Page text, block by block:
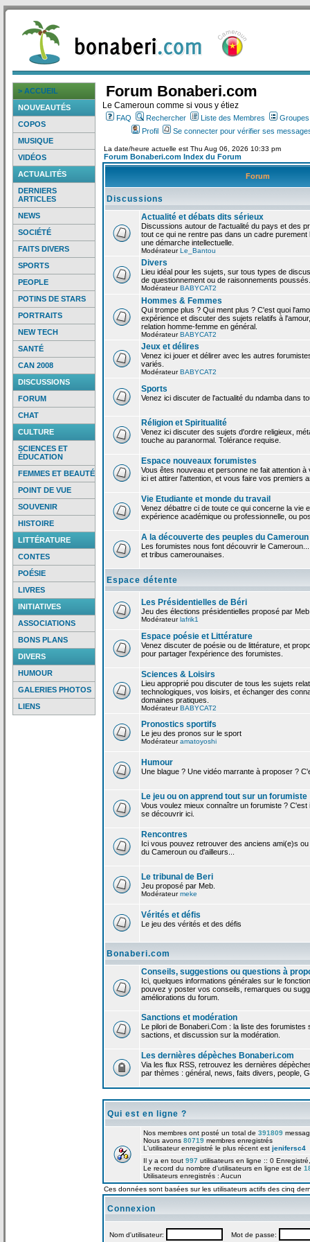
> ACCUEIL
NOUVEAUTÉS
COPOS
MUSIQUE
VIDÉOS
ACTUALITÉS
DERNIERS
ARTICLES
NEWS
SOCIÉTÉ
FAITS DIVERS
SPORTS
PEOPLE
POTINS DE STARS
PORTRAITS
NEW TECH
SANTÉ
CAN 2008
DISCUSSIONS
FORUM
CHAT
CULTURE
SCIENCES ET
ÉDUCATION
FEMMES ET BEAUTÉ
POINT DE VUE
SOUVENIR
HISTOIRE
LITTÉRATURE
CONTES
POÉSIE
LIVRES
INITIATIVES
ASSOCIATIONS
BONS PLANS
DIVERS
HUMOUR
GALERIES PHOTOS
LIENS
Forum Bonaberi.com
Le Cameroun comme si vous y étiez
FAQ Rechercher Liste des Membres
Profil
Se connecter pour vérifier ses
La date/heure actuelle est Thu Aug 06, 2026 10:33 pm
Forum Bonaberi.com Index du Forum
Forum
Discussions
Actualité et débats dits sérieux
Discussions autour de l'actualité du pays et des
tout ce qui ne rentre pas dans un cadre
une démarche intellectuelle.
ModérateurLe_Bantou
Divers
Lieu idéal pour les sujets, sur tous types de
de questionnement ou de raisonnements
ModérateurBABYCAT2
Hommes & Femmes
Qui trompe plus ? Qui ment plus ? C'est quoi
expérience et discuter des sujets relatifs à
relation homme-femme en général.
ModérateurBABYCAT2
Jeux et délires
Venez ici jouer et délirer avec les autres
variés.
ModérateurBABYCAT2
Sports
Venez ici discuter de l'actualité du ndamba dans
Réligion et Spiritualité
Venez ici discuter des sujets d'ordre religieux,
touche au paranormal. Tolérance requise.
Espace nouveaux forumistes
Vous êtes nouveau et personne ne fait attention
ici et attirer l'attention, et vous faire vos premiers
Vie Etudiante et monde du travail
Venez débattre ci de toute ce qui concerne la vie
expérience académique ou professionnelle, ou
A la découverte des peuples du Cameroun
Les forumistes nous font découvrir le
et tribus camerounaises.
Espace détente
Les Présidentielles de Béri
Jeu des élections présidentielles proposé par Meb
Modérateurlafrik1
Espace poésie et Littérature
Venez discuter de poésie ou de littérature, et
pour partager l'expérience des forumistes.
Sciences & Loisirs
Lieu approprié pou discuter de tous les sujets
technologiques, vos loisirs, et échanger des
domaines pratiques.
ModérateurBABYCAT2
Pronostics sportifs
Le jeu des pronos sur le sport
Modérateuramatoyoshi
Humour
Une blague ? Une vidéo marrante à proposer ?
Le jeu ou on apprend tout sur un forumiste
Vous voulez mieux connaître un forumiste ? C'est
se découvrir ici.
Rencontres
Ici vous pouvez retrouver des anciens ami(e)s
du Cameroun ou d'ailleurs...
Le tribunal de Beri
Jeu proposé par Meb.
Modérateurmeke
Vérités et défis
Le jeu des vérités et des défis
Bonaberi.com
Conseils, suggestions ou questions à
Ici, quelques informations générales sur le
pouvez y poster vos conseils, remarques ou
améliorations du forum.
Sanctions et modération
Le pilori de Bonaberi.Com : la liste des
sactions, et discussion sur la modération.
Les dernières dépèches Bonaberi.com
Via les flux RSS, retrouvez les dernières
par thèmes : général, news, faits divers, people,
Qui est en ligne ?
Nos membres ont posté un total de 391809
Nous avons 80719 membres enregistrés
L'utilisateur enregistré le plus récent est jenifersc4
Il y a en tout 997 utilisateurs en ligne :: 0
Le record du nombre d'utilisateurs en ligne est de
Utilisateurs enregistrés : Aucun
Ces données sont basées sur les utilisateurs actifs des cinq
Connexion
Nom d'utilisateur: Mot de passe: